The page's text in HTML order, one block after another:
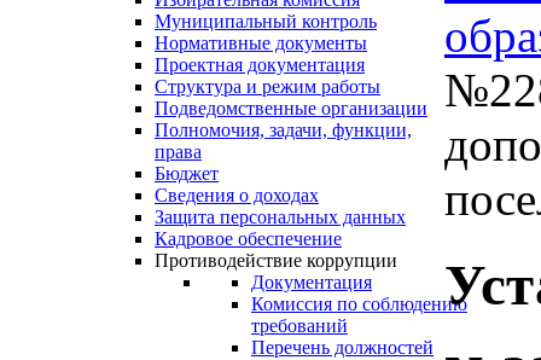
Муниципальный контроль
Нормативные документы
Проектная документация
Структура и режим работы
Подведомственные организации
Полномочия, задачи, функции,
права
Бюджет
Сведения о доходах
Защита персональных данных
Кадровое обеспечение
Противодействие коррупции
Документация
Комиссия по соблюдению
требований
Перечень должностей